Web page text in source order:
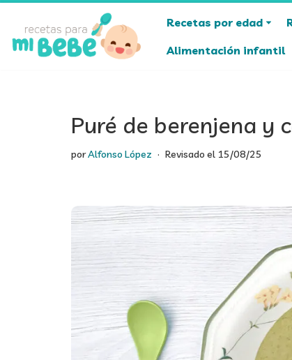
Saltar
Recetas por edad
Alimentación infantil
Puré de berenjena y
porAlfonso López Revisado el 15/08/25